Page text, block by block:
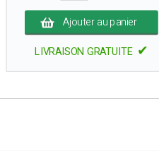
Ajouter au panier
LIVRAISON GRATUITE ✔